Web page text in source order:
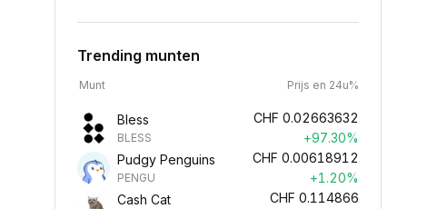
Trending munten
Munt Prijs en 24u%
Bless
BLESS
CHF 0.02663632
+97.30%
Pudgy Penguins
PENGU
CHF 0.00618912
+1.20%
Cash Cat
CHF 0.114866